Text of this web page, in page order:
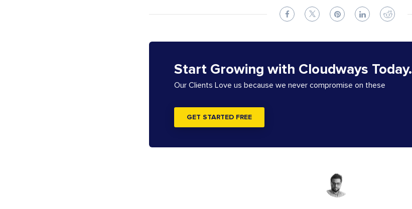
Start Growing with Cloudways Today.
Our Clients Love us because we never compromise on these
GET STARTED FREE